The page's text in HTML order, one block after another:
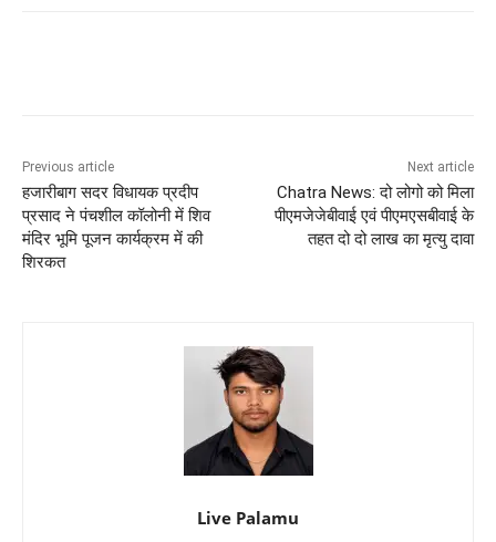
Previous article
हजारीबाग सदर विधायक प्रदीप
प्रसाद ने पंचशील कॉलोनी में शिव
मंदिर भूमि पूजन कार्यक्रम में की
शिरकत
Next article
Chatra News: दो लोगो को मिला
पीएमजेजेबीवाई एवं पीएमएसबीवाई के
तहत दो दो लाख का मृत्यु दावा
Live Palamu